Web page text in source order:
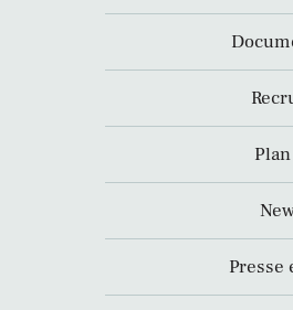
Plan
Presse